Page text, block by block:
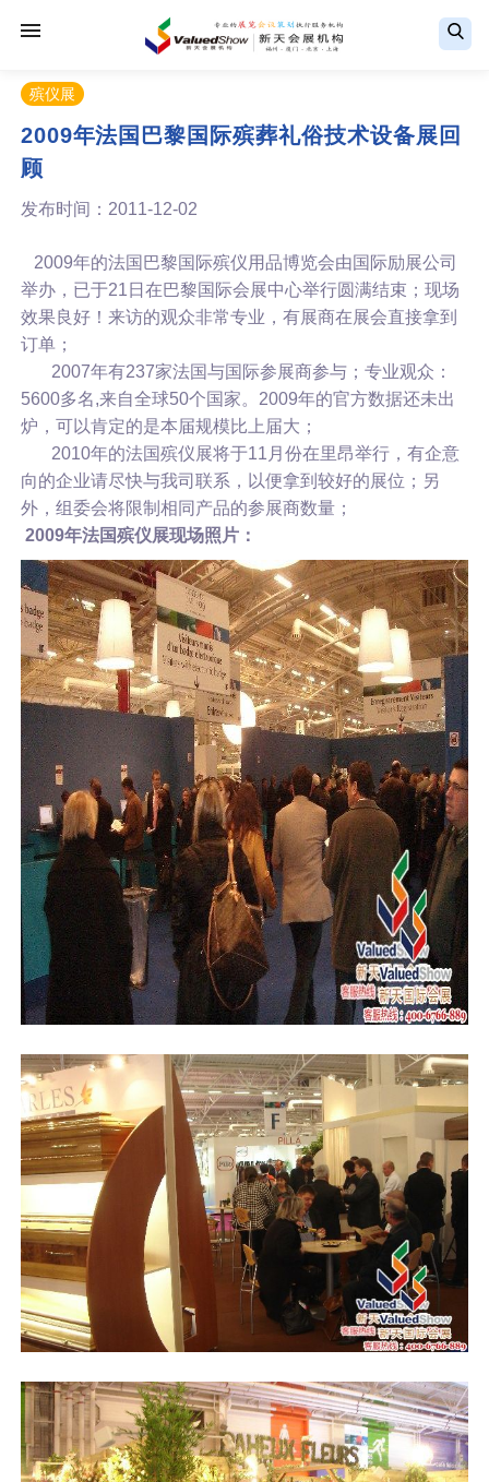
殡仪展
2009年法国巴黎国际殡葬礼俗技术设备展回
顾
发布时间：2011-12-02
2009年的法国巴黎国际殡仪用品博览会由国际励展公司
举办，已于21日在巴黎国际会展中心举行圆满结束；现场
效果良好！来访的观众非常专业，有展商在展会直接拿到
订单；
2007年有237家法国与国际参展商参与；专业观众：
5600多名,来自全球50个国家。2009年的官方数据还未出
炉，可以肯定的是本届规模比上届大；
2010年的法国殡仪展将于11月份在里昂举行，有企意
向的企业请尽快与我司联系，以便拿到较好的展位；另
外，组委会将限制相同产品的参展商数量；
2009年法国殡仪展现场照片：